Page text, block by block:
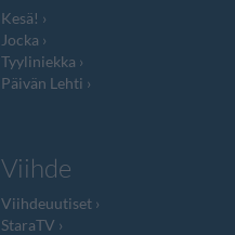
Kesä!
Jocka
Tyyliniekka
Päivän Lehti
Viihde
Viihdeuutiset
StaraTV